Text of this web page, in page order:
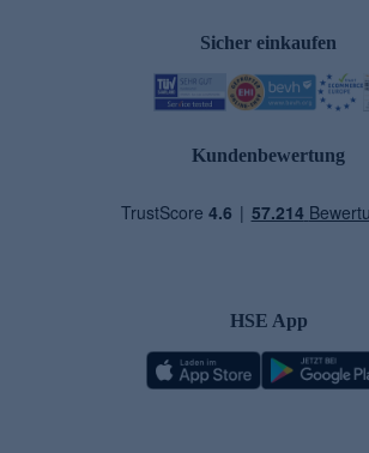
Sicher einkaufen
Kundenbewertung
HSE App